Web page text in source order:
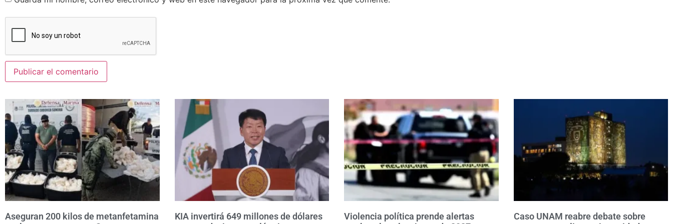
Aseguran 200 kilos de metanfetamina
KIA invertirá 649 millones de dólares
Violencia política prende alertas
Caso UNAM reabre debate sobre